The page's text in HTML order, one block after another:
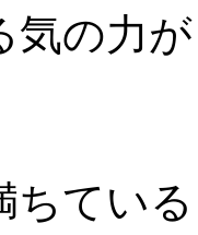
気の力
ちてい